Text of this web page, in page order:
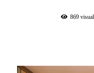
869